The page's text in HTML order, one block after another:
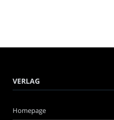
VERLAG
Homepage